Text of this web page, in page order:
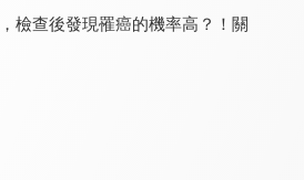
檢查後發現罹癌的機率高？！關